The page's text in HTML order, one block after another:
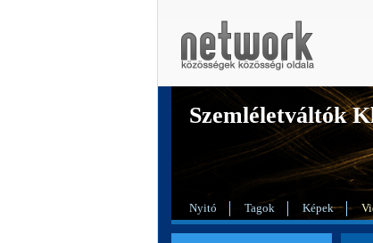
Szemléletváltók
Nyitó Tagok Képek